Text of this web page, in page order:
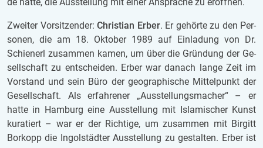
Zwei­ter Vor­sit­zen­der: Chris­ti­an Erber. Er ge­hör­te zu den Per­
so­nen, die am 18. Ok­to­ber 1989 auf Ein­la­dung von Dr.
Schie­nerl zu­sam­men kamen, um über die Grün­dung der Ge­
sell­schaft zu ent­schei­den. Erber war da­nach lange Zeit im
Vor­stand und sein Büro der geo­gra­phi­sche Mit­tel­punkt der
Ge­sell­schaft. Als er­fah­re­ner „Aus­stel­lungs­ma­cher“ – er
hatte in Ham­burg eine Aus­stel­lung mit Is­la­mi­scher Kunst
ku­ra­tiert – war er der Rich­ti­ge, um zu­sam­men mit Bir­gitt
Bor­kopp die In­gol­städ­ter Aus­stel­lung zu ge­stal­ten. Erber ist